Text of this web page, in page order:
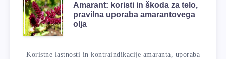
Amarant: koristi in škoda za telo,
pravilna uporaba amarantovega
olja
Koristne lastnosti in kontraindikacije amaranta, uporaba